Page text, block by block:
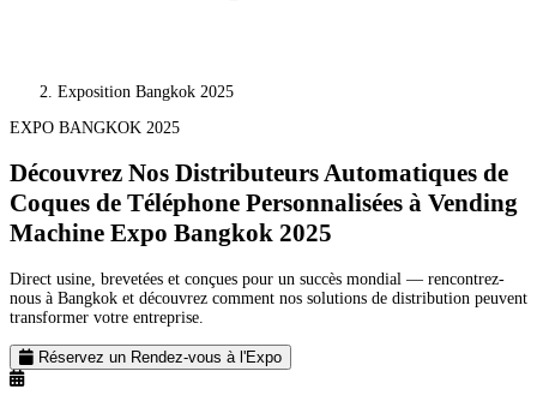
Exposition Bangkok 2025
EXPO BANGKOK 2025
Découvrez Nos Distributeurs Automatiques de
Coques de Téléphone Personnalisées à Vending
Machine Expo Bangkok 2025
Direct usine, brevetées et conçues pour un succès mondial — rencontrez-
nous à Bangkok et découvrez comment nos solutions de distribution peuvent
transformer votre entreprise.
Réservez un Rendez-vous à l'Expo